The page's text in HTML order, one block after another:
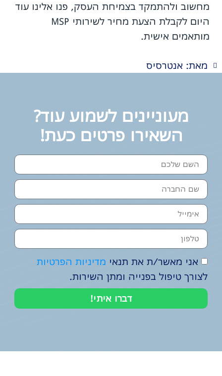
מחשוב ולהתמקד בצמיחת העסק, פנו אלינו עוד
היום לקבלת הצעת מחיר לשירותי MSP
מותאמים אישית.
מאת: אנטרסיס
מעוניינים לשמוע עוד?
השאירו פרטים כעת!
אני מאשר/ת את תנאי מדיניות הפרטיות
לצורך טיפול בפנייה ומתן השירות.
דברו איתי!